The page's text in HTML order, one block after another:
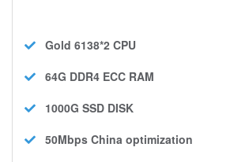
Gold 6138*2 CPU
64G DDR4 ECC RAM
1000G SSD DISK
50Mbps China optimization